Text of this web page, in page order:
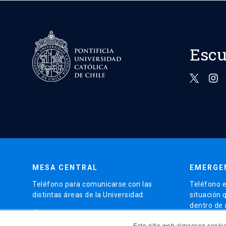
MESA CENTRAL
Teléfono para comunicarse con las
distintas áreas de la Universidad.
phone
Teléfono
situación
dentro de